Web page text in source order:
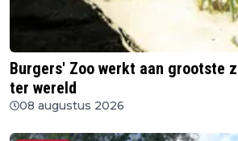
Burgers' Zoo werkt aan grootste
ter wereld
08 augustus 2026